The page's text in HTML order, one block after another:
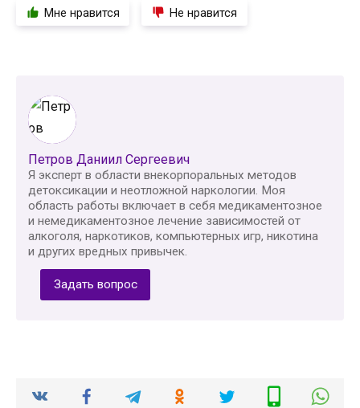
Мне нравится Не нравится
Петров Даниил Сергеевич
Я эксперт в области внекорпоральных методов
детоксикации и неотложной наркологии. Моя
область работы включает в себя медикаментозное
и немедикаментозное лечение зависимостей от
алкоголя, наркотиков, компьютерных игр, никотина
и других вредных привычек.
Задать вопрос